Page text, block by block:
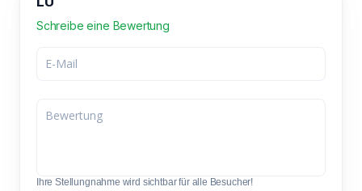
Schreibe eine Bewertung
Ihre Stellungnahme wird sichtbar für alle Besucher!